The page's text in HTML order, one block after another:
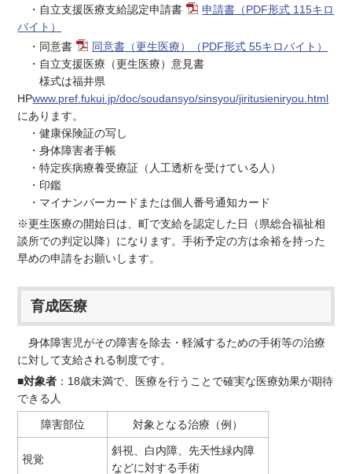
・自立支援医療支給認定申請書
申請書（PDF形式 115キロ
バイト）
・同意書
同意書（更生医療）（PDF形式 55キロバイト）
・自立支援医療（更生医療）意見書
様式は福井県
HPwww.pref.fukui.jp/doc/soudansyo/sinsyou/jiritusieniryou.html
にあります。
・健康保険証の写し
・身体障害者手帳
・特定疾病療養受療証（人工透析を受けている人）
・印鑑
・マイナンバーカードまたは個人番号通知カード
※更生医療の開始日は、町で支給を認定した日（県総合福祉相
談所での判定以降）になります。手術予定の方は余裕を持った
早めの申請をお願いします。
育成医療
身体障害児がその障害を除去・軽減するための手術等の治療
に対して支給される制度です。
■対象者 ：18歳未満で、医療を行うことで確実な医療効果が期待
できる人
障害部位 対象となる治療（例）
視覚
斜視、白内障、先天性緑内障
などに対する手術